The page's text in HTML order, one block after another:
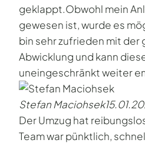
geklappt.Obwohl mein
gewesen ist, wurde es
bin sehr zufrieden mit der
Abwicklung und kann
uneingeschränkt weiter
Stefan Maciohsek
Der Umzug hat
Team war pünktlich,